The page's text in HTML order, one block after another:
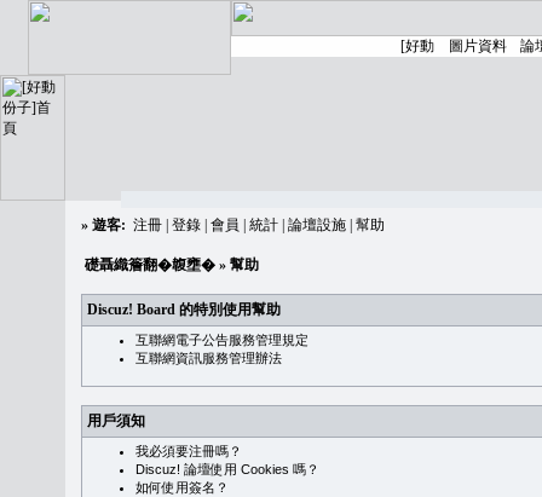
» 遊客: 注冊 登錄 會員 統計 論壇設施 幫助
礎聶織簷翻�䪖壅� » 幫助
Discuz! Board 的特別使用幫助
互聯網電子公告服務管理規定
互聯網資訊服務管理辦法
用戶須知
我必須要注冊嗎？
Discuz! 論壇使用 Cookies 嗎？
如何使用簽名？